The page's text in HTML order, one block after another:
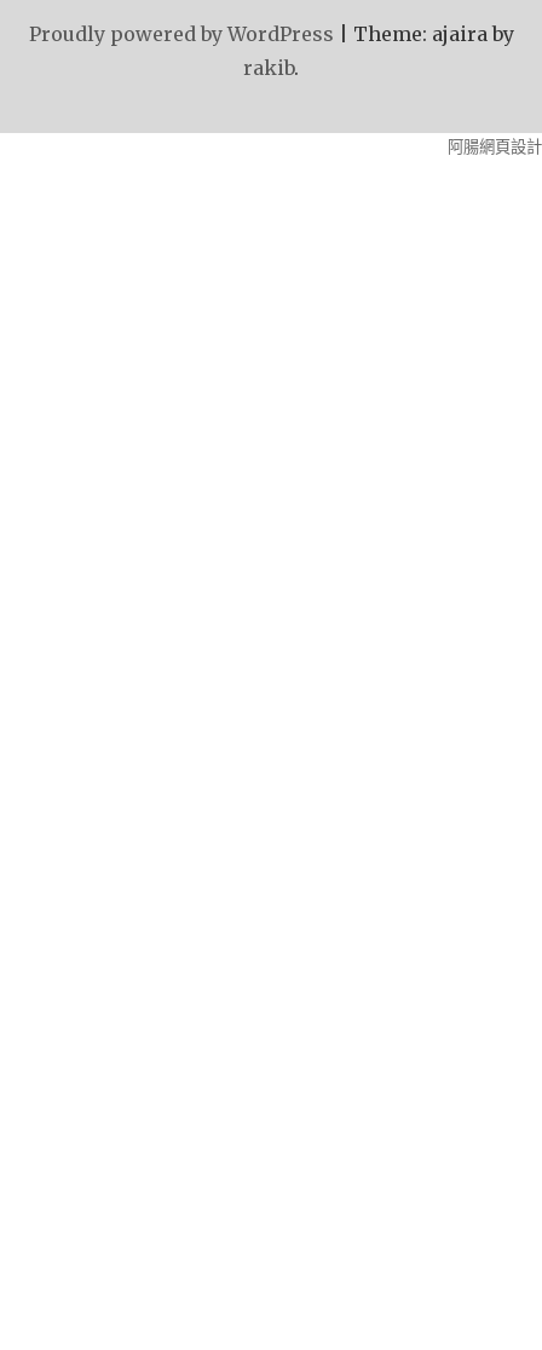
Proudly powered by WordPress
Theme: ajaira by
rakib.
阿腸網頁設計